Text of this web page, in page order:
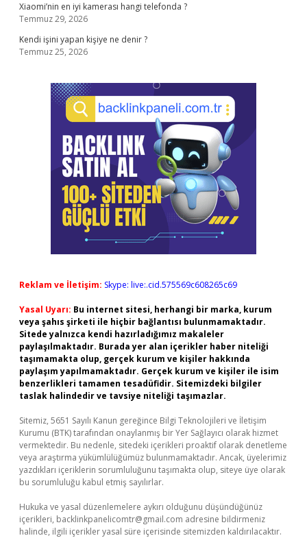
Xiaomi’nin en iyi kamerası hangi telefonda ?
Temmuz 29, 2026
Kendi işini yapan kişiye ne denir ?
Temmuz 25, 2026
Reklam ve İletişim: Skype: live:.cid.575569c608265c69
Yasal Uyarı: Bu internet sitesi, herhangi bir marka, kurum
veya şahıs şirketi ile hiçbir bağlantısı bulunmamaktadır.
Sitede yalnızca kendi hazırladığımız makaleler
paylaşılmaktadır. Burada yer alan içerikler haber niteliği
taşımamakta olup, gerçek kurum ve kişiler hakkında
paylaşım yapılmamaktadır. Gerçek kurum ve kişiler ile isim
benzerlikleri tamamen tesadüfidir. Sitemizdeki bilgiler
taslak halindedir ve tavsiye niteliği taşımazlar.
Sitemiz, 5651 Sayılı Kanun gereğince Bilgi Teknolojileri ve İletişim
Kurumu (BTK) tarafından onaylanmış bir Yer Sağlayıcı olarak hizmet
vermektedir. Bu nedenle, sitedeki içerikleri proaktif olarak denetleme
veya araştırma yükümlülüğümüz bulunmamaktadır. Ancak, üyelerimiz
yazdıkları içeriklerin sorumluluğunu taşımakta olup, siteye üye olarak
bu sorumluluğu kabul etmiş sayılırlar.
Hukuka ve yasal düzenlemelere aykırı olduğunu düşündüğünüz
içerikleri, backlinkpanelicomtr@gmail.com adresine bildirmeniz
halinde, ilgili içerikler yasal süre içerisinde sitemizden kaldırılacaktır.